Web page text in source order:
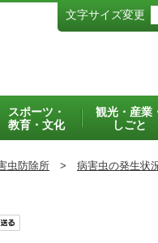
文字サイズ変更
スポーツ・
教育・文化
観光・産業
しごと
虫防除所 > 病害虫の発生状